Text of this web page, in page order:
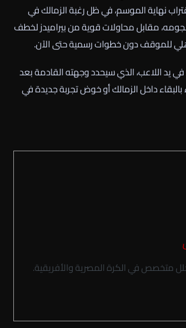
نهاية الموسم، في ظل رغبة الزمالك في
نجومه، مقابل محاولات قوية من بيراميدز لخطف
للموقف دون خطوات رسمية حتى الآن.
في يد اللاعب، الذي سيحدد وجهته القادمة بعد
داخل الزمالك أو خوض تجربة جديدة في
متخصص في الكرة المصرية والأفريقية.